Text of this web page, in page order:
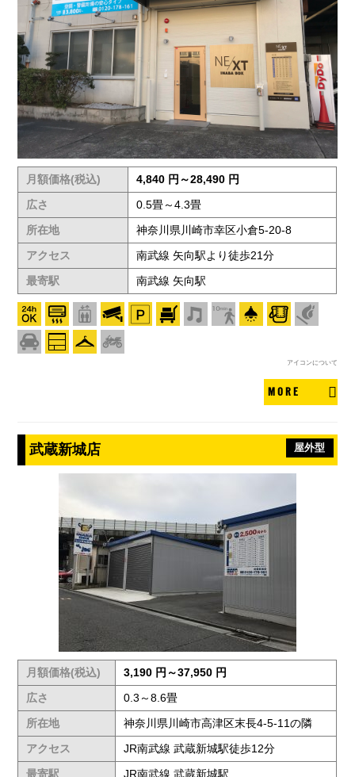
月額価格(税込)
4,840 円～28,490 円
広さ
0.5畳～4.3畳
所在地
神奈川県川崎市幸区小倉5-20-8
アクセス
南武線 矢向駅より徒歩21分
最寄駅
南武線 矢向駅
アイコンについて
MORE
武蔵新城店 屋外型
月額価格(税込)
3,190 円～37,950 円
広さ
0.3～8.6畳
所在地
神奈川県川崎市高津区末長4-5-11の隣
アクセス
JR南武線 武蔵新城駅徒歩12分
最寄駅
JR南武線 武蔵新城駅